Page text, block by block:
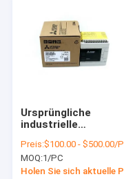
Videos
Kontakt mit uns
Ursprüngliche
industrielle
FX2N-32ET FX2N-
48MR-001 Mitsubishi
PLC
Preis:$100.00 - $500.00/Pieces
MOQ:1/PC